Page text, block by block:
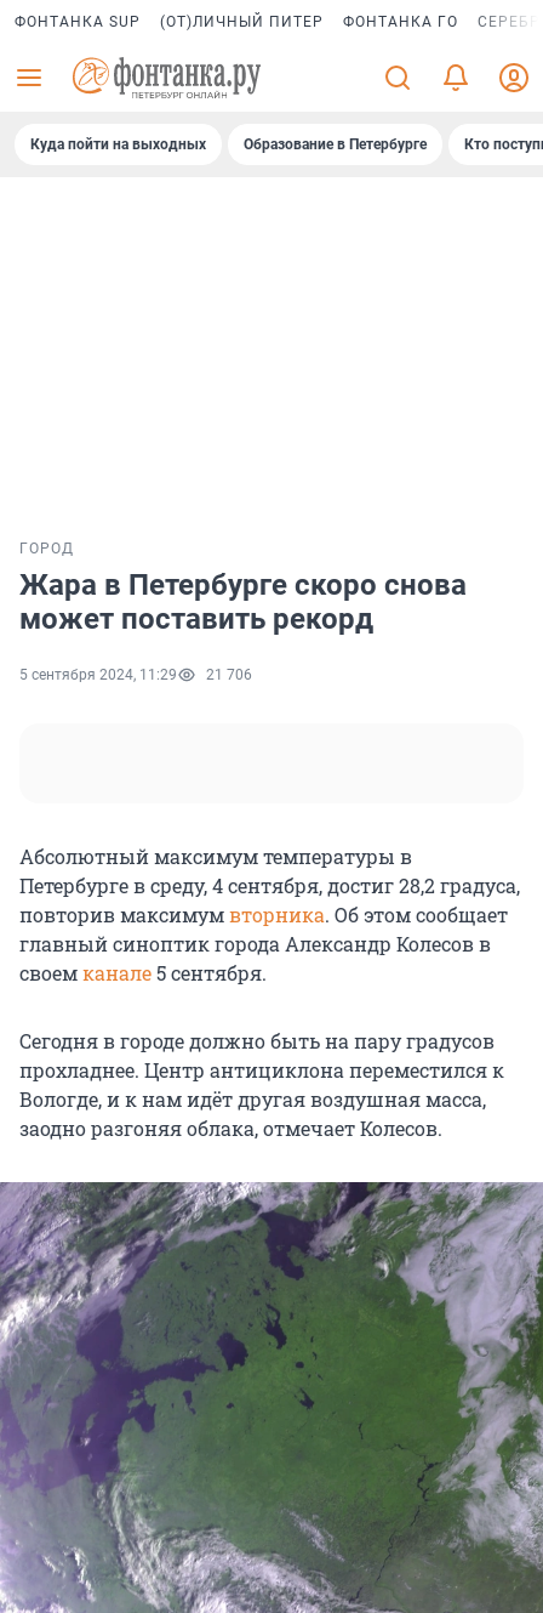
ФОНТАНКА SUP (ОТ)ЛИЧНЫЙ ПИТЕР ФОНТАНКА ГО
Куда пойти на выходных Образование в Петербурге Кто
ГОРОД
Жара в Петербурге скоро снова
может поставить рекорд
5 сентября 2024, 11:29 21 706
Абсолютный максимум температуры в
Петербурге в среду, 4 сентября, достиг 28,2 градуса,
повторив максимумвторника. Об этом сообщает
главный синоптик города Александр Колесов в
своемканале5 сентября.
Сегодня в городе должно быть на пару градусов
прохладнее. Центр антициклона переместился к
Вологде, и к нам идёт другая воздушная масса,
заодно разгоняя облака, отмечает Колесов.